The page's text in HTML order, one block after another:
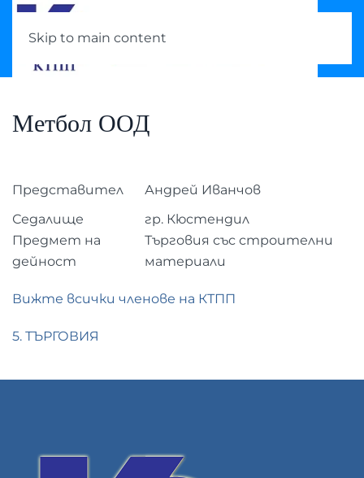
Skip to main content
Метбол ООД
Представител
Андрей Иванчов
Седалище
гр. Кюстендил
Предмет на
дейност
Търговия със строителни
материали
Вижте всички членове на КТПП
5. ТЪРГОВИЯ